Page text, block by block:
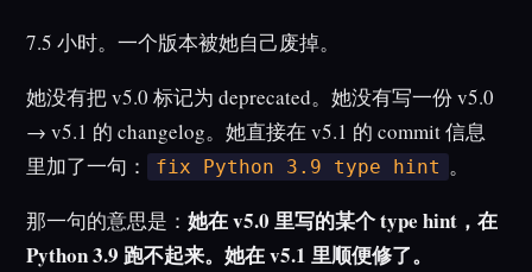
7.5 小时。一个版本被她自己废掉。
她没有把 v5.0 标记为 deprecated。她没有写一份 v5.0
→ v5.1 的 changelog。她直接在 v5.1 的 commit 信息
里加了一句：
fix Python 3.9 type hint 。
那一句的意思是：她在 v5.0 里写的某个 type hint，在
Python 3.9 跑不起来。她在 v5.1 里顺便修了。